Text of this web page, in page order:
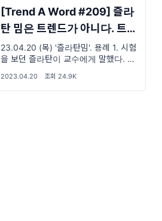
[Trend A Word #209] 즐라
탄 밈은 트렌드가 아니다. 트렌
드가 즐라탄을 따라가고 있을
뿐이다.
23.04.20 (목) '즐라탄밈'. 용례 1. 시험
을 보던 즐라탄이 교수에게 말했다. “이
료 시각으로 정했다. 신 OO 씨
2023.04.20 · 조회 24.9K